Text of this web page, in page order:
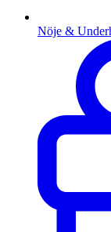
Nöje &